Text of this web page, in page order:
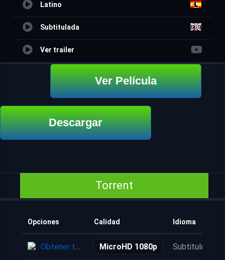
Latino
Subtitulada
Ver trailer
Ver Película
Descargar
Torrent
Opciones Calidad Idioma
Obtener torrent MicroHD 1080p Subtitulada